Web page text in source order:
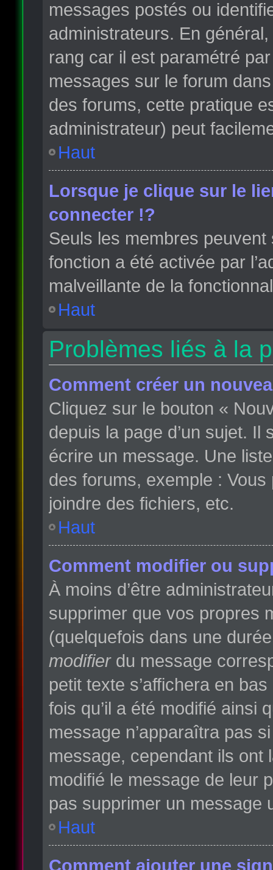
messages postés ou
administrateurs. En
rang car il est paramétré
messages sur le forum
des forums, cette pratique
administrateur) peut
Haut
Lorsque je clique sur le
connecter !?
Seuls les membres
fonction a été activée par
malveillante de la
Haut
Problèmes liés à la
Comment créer un
Cliquez sur le bouton «
depuis la page d’un sujet.
écrire un message. Une
des forums, exemple : Vous
joindre des fichiers, etc.
Haut
Comment modifier ou
À moins d’être
supprimer que vos propres
(quelquefois dans une
modifierdu message
petit texte s’affichera en
fois qu’il a été modifié ainsi
message n’apparaîtra pas
message, cependant ils ont
modifié le message de leur
pas supprimer un message
Haut
Comment ajouter une